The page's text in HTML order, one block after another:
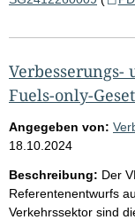
Verbesserungs-
Fuels-only-
Angegeben von:
18.10.2024
Beschreibung: Der
Referentenentwurfs
Verkehrssektor sind